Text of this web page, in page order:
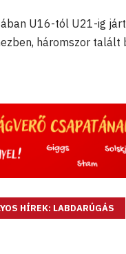
U16-tól U21-ig
háromszor talált
HÍREK: LABDARÚGÁS